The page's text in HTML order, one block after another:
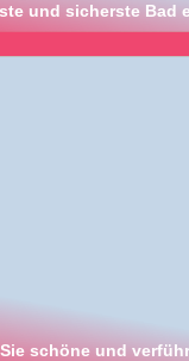
und sicherste Bad
schöne und